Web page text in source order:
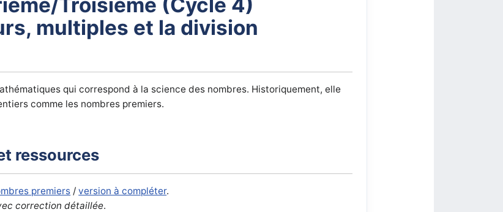
multiples et la division
qui correspond à la science des nombres. Historiquement, elle
comme les nombres premiers.
ressources
premiers /version à compléter.
correction détaillée.